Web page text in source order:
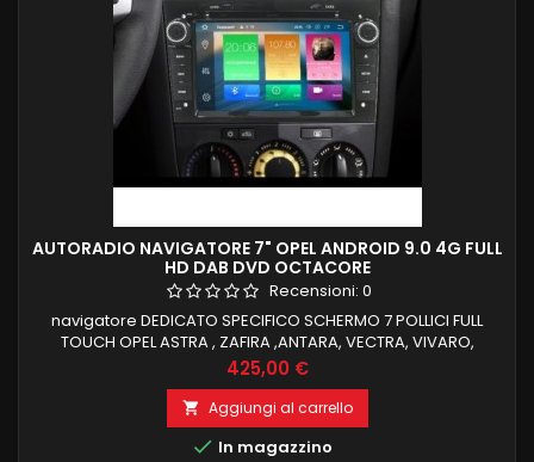
AUTORADIO NAVIGATORE 7" OPEL ANDROID 9.0 4G FULL
HD DAB DVD OCTACORE
Recensioni: 0
navigatore DEDICATO SPECIFICO SCHERMO 7 POLLICI FULL
TOUCH OPEL ASTRA , ZAFIRA ,ANTARA, VECTRA, VIVARO,
MERIVAroid 9 , il top in commercio 4 GB RAM 32 GB ROM
ANDROID 9.0 IL TOP IN COMMERCIO SUPPORTO COMPUTER DI
BORDO E COMANDIA L VOLANTE FUNZIONE MIRRORLINK
COMPATIBILE MODULO DAB+WIFI INTEGRATO BLUETOOTH
INTEGRATO ingresso camera e aux
Prezzo
425,00 €
 Aggiungi al carrello
 In magazzino